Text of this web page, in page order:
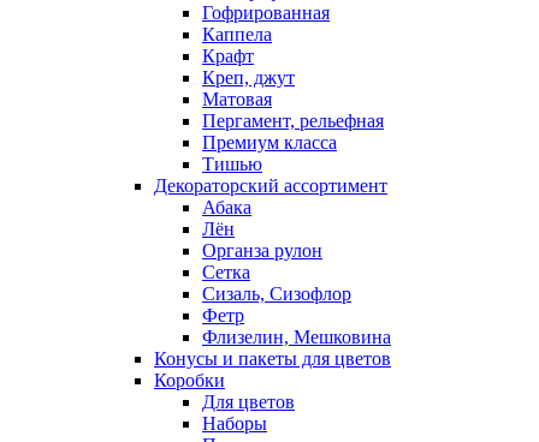
Гофрированная
Каппела
Крафт
Креп, джут
Матовая
Пергамент, рельефная
Премиум класса
Тишью
Декораторский ассортимент
Абака
Лён
Органза рулон
Сетка
Сизаль, Сизофлор
Фетр
Флизелин, Мешковина
Конусы и пакеты для цветов
Коробки
Для цветов
Наборы